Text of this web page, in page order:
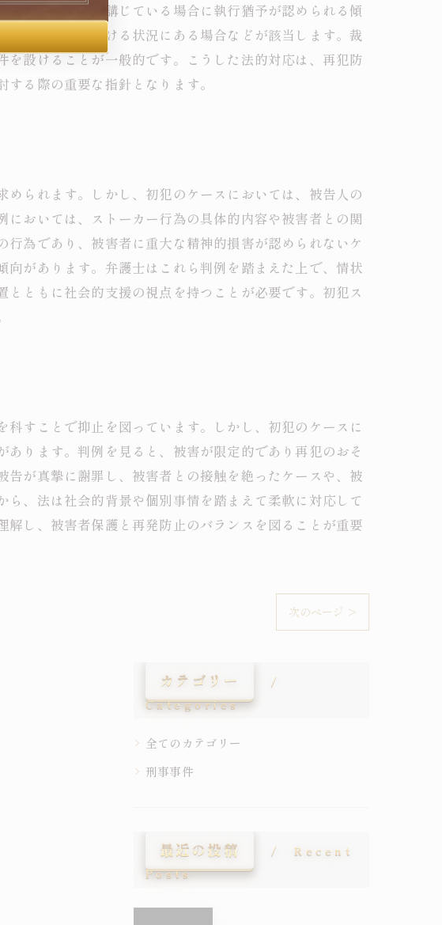
体的な措置を講じている場合に執行猶予が認められる傾
切な支援を受ける状況にある場合などが該当します。裁
設けることが一般的です。こうした法的対応は、再犯防
る際の重要な指針となります。
られます。しかし、初犯のケースにおいては、被告人の
おいては、ストーカー行為の具体的内容や被害者との関
為であり、被害者に重大な精神的損害が認められないケ
があります。弁護士はこれら判例を踏まえた上で、情状
ともに社会的支援の視点を持つことが必要です。初犯ス
すことで抑止を図っています。しかし、初犯のケースに
ります。判例を見ると、被害が限定的であり再犯のおそ
が真摯に謝罪し、被害者との接触を絶ったケースや、被
、法は社会的背景や個別事情を踏まえて柔軟に対応して
し、被害者保護と再発防止のバランスを図ることが重要
次のページ >
カテゴリー
Categories
全てのカテゴリー
刑事事件
最近の投稿
Recent
Posts